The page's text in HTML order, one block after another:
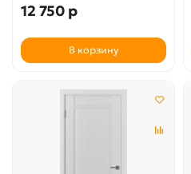
12 750 р
В корзину